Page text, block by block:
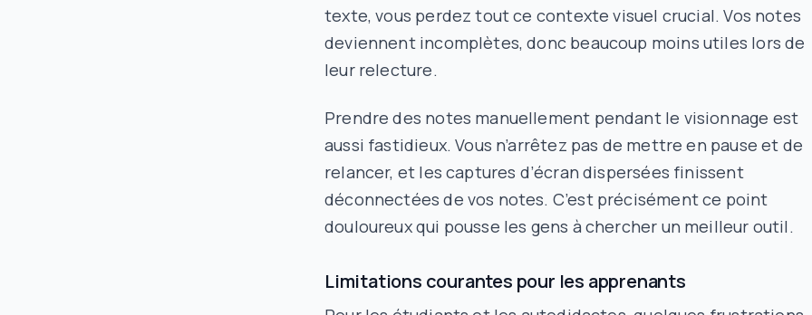
texte, vous perdez tout ce contexte visuel crucial. Vos notes
deviennent incomplètes, donc beaucoup moins utiles lors de
leur relecture.
Prendre des notes manuellement pendant le visionnage est
aussi fastidieux. Vous n’arrêtez pas de mettre en pause et de
relancer, et les captures d’écran dispersées finissent
déconnectées de vos notes. C’est précisément ce point
douloureux qui pousse les gens à chercher un meilleur outil.
Limitations courantes pour les apprenants